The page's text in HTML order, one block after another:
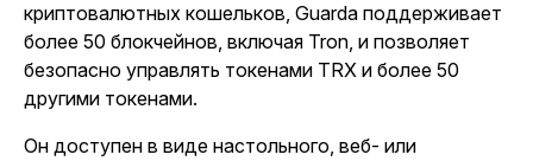
криптовалютных кошельков, Guarda поддерживает
более 50 блокчейнов, включая Tron, и позволяет
безопасно управлять токенами TRX и более 50
другими токенами.
Он доступен в виде настольного, веб- или